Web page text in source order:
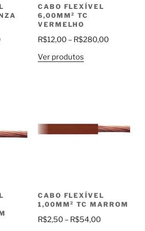
Faixa
CABO FLEXÍVEL
6,00MM² TC
VERMELHO
R$12,00 – R$280,00Faixa
Ver produtos
CABO FLEXÍVEL
1,00MM² TC MARROM
R$2,50 – R$54,00Faixa